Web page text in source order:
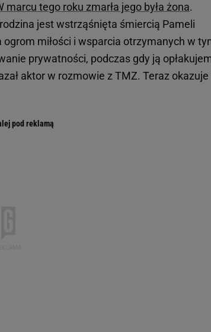
marcu tego roku zmarła jego była żona.
jest wstrząśnięta śmiercią Pameli
miłości i wsparcia otrzymanych w
prywatności, podczas gdy ją
aktor w rozmowie z TMZ. Teraz okazuje